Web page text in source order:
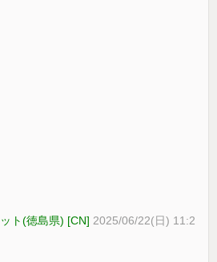
ト(徳島県) [CN] 2025/06/22(日) 11:2